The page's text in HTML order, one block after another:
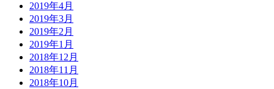
2019年4月
2019年3月
2019年2月
2019年1月
2018年12月
2018年11月
2018年10月